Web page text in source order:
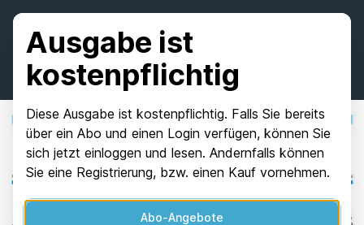
Ausgabe ist
kostenpflichtig
Diese Ausgabe ist kostenpflichtig. Falls Sie bereits
über ein Abo und einen Login verfügen, können Sie
sich jetzt einloggen und lesen. Andernfalls können
Sie eine Registrierung, bzw. einen Kauf vornehmen.
Abo-Angebote